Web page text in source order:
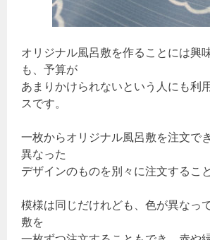
オリジナル風呂敷を作ることには興
も、予算が
あまりかけられないという人にも利
スです。
一枚からオリジナル風呂敷を注文で
異なった
デザインのものを別々に注文するこ
模様は同じだけれども、色が異なっ
敷を